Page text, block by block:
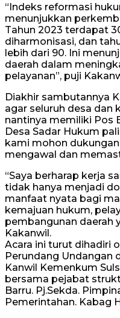
“Indeks reformasi
menunjukkan
Tahun 2023 terdapat
diharmonisasi, dan
lebih dari 90. Ini
daerah dalam
pelayanan”, puji
Diakhir sambutannya
agar seluruh desa dan
nantinya memiliki Pos
Desa Sadar Hukum
kami mohon
mengawal dan
“Saya berharap kerja
tidak hanya menjadi
manfaat nyata bagi
kemajuan hukum,
pembangunan daerah
Kakanwil.
Acara ini turut dihadiri
Perundang Undangan
Kanwil Kemenkum
bersama pejabat
Barru. Pj.Sekda.
Pemerintahan. Kabag